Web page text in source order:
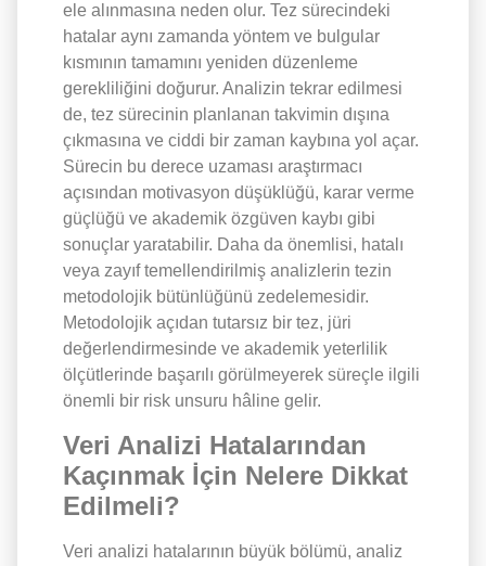
ele alınmasına neden olur. Tez sürecindeki
hatalar aynı zamanda yöntem ve bulgular
kısmının tamamını yeniden düzenleme
gerekliliğini doğurur. Analizin tekrar edilmesi
de, tez sürecinin planlanan takvimin dışına
çıkmasına ve ciddi bir zaman kaybına yol açar.
Sürecin bu derece uzaması araştırmacı
açısından motivasyon düşüklüğü, karar verme
güçlüğü ve akademik özgüven kaybı gibi
sonuçlar yaratabilir. Daha da önemlisi, hatalı
veya zayıf temellendirilmiş analizlerin tezin
metodolojik bütünlüğünü zedelemesidir.
Metodolojik açıdan tutarsız bir tez, jüri
değerlendirmesinde ve akademik yeterlilik
ölçütlerinde başarılı görülmeyerek süreçle ilgili
önemli bir risk unsuru hâline gelir.
Veri Analizi Hatalarından
Kaçınmak İçin Nelere Dikkat
Edilmeli?
Veri analizi hatalarının büyük bölümü, analiz